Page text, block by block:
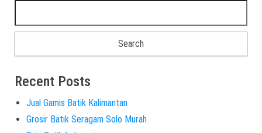
Recent Posts
Jual Gamis Batik Kalimantan
Grosir Batik Seragam Solo Murah